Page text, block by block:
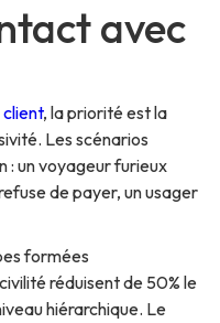
avec
, la priorité est la
Les scénarios
: un voyageur furieux
de payer, un usager
formées
réduisent de 50% le
hiérarchique. Le